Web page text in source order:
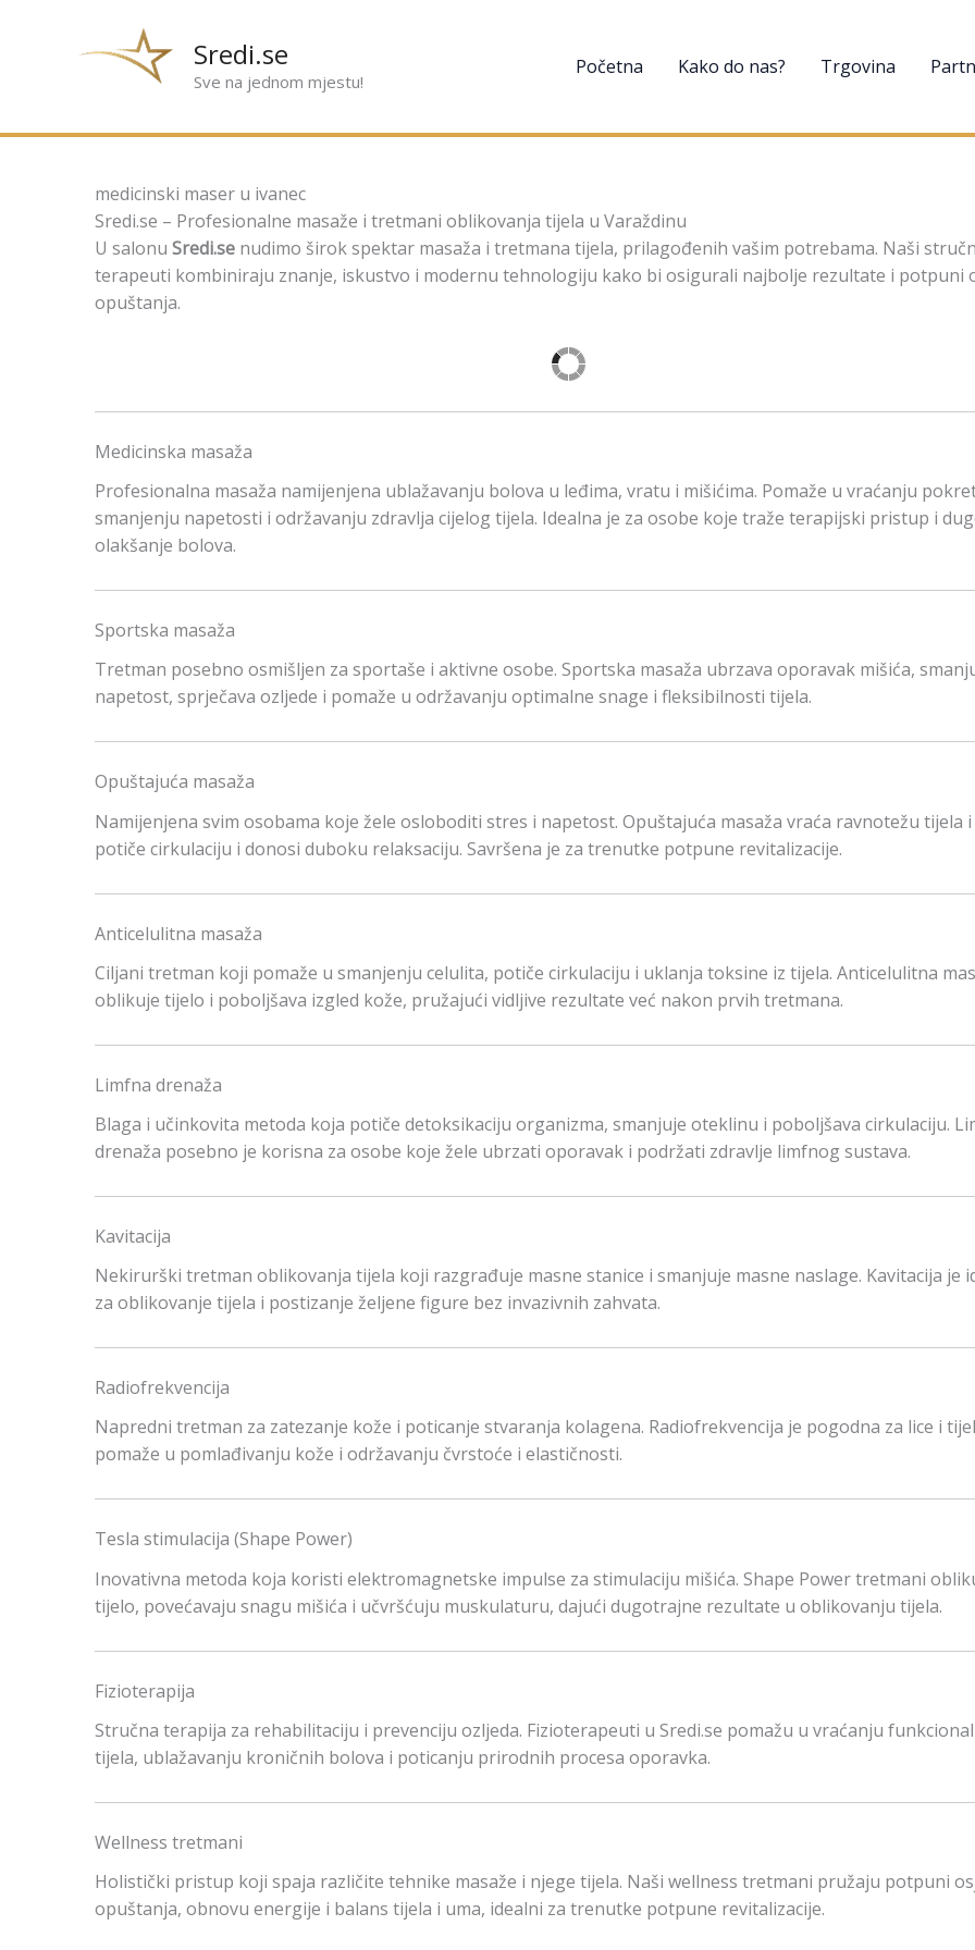
Sredi.se
Sve na jednom mjestu!
Početna Kako do nas? Trgovina
medicinski maser u ivanec
Sredi.se – Profesionalne masaže i tretmani oblikovanja tijela u Varaždinu
U salonu Sredi.se nudimo širok spektar masaža i tretmana tijela, prilagođenih vašim potrebama. Naši
terapeuti kombiniraju znanje, iskustvo i modernu tehnologiju kako bi osigurali najbolje rezultate i potpuni
opuštanja.
Medicinska masaža
Profesionalna masaža namijenjena ublažavanju bolova u leđima, vratu i mišićima. Pomaže u vraćanju
smanjenju napetosti i održavanju zdravlja cijelog tijela. Idealna je za osobe koje traže terapijski pristup i
olakšanje bolova.
Sportska masaža
Tretman posebno osmišljen za sportaše i aktivne osobe. Sportska masaža ubrzava oporavak mišića,
napetost, sprječava ozljede i pomaže u održavanju optimalne snage i fleksibilnosti tijela.
Opuštajuća masaža
Namijenjena svim osobama koje žele osloboditi stres i napetost. Opuštajuća masaža vraća ravnotežu tijela i
potiče cirkulaciju i donosi duboku relaksaciju. Savršena je za trenutke potpune revitalizacije.
Anticelulitna masaža
Ciljani tretman koji pomaže u smanjenju celulita, potiče cirkulaciju i uklanja toksine iz tijela. Anticelulitna
oblikuje tijelo i poboljšava izgled kože, pružajući vidljive rezultate već nakon prvih tretmana.
Limfna drenaža
Blaga i učinkovita metoda koja potiče detoksikaciju organizma, smanjuje oteklinu i poboljšava cirkulaciju.
drenaža posebno je korisna za osobe koje žele ubrzati oporavak i podržati zdravlje limfnog sustava.
Kavitacija
Nekirurški tretman oblikovanja tijela koji razgrađuje masne stanice i smanjuje masne naslage. Kavitacija je
za oblikovanje tijela i postizanje željene figure bez invazivnih zahvata.
Radiofrekvencija
Napredni tretman za zatezanje kože i poticanje stvaranja kolagena. Radiofrekvencija je pogodna za lice i
pomaže u pomlađivanju kože i održavanju čvrstoće i elastičnosti.
Tesla stimulacija (Shape Power)
Inovativna metoda koja koristi elektromagnetske impulse za stimulaciju mišića. Shape Power tretmani
tijelo, povećavaju snagu mišića i učvršćuju muskulaturu, dajući dugotrajne rezultate u oblikovanju tijela.
Fizioterapija
Stručna terapija za rehabilitaciju i prevenciju ozljeda. Fizioterapeuti u Sredi.se pomažu u vraćanju
tijela, ublažavanju kroničnih bolova i poticanju prirodnih procesa oporavka.
Wellness tretmani
Holistički pristup koji spaja različite tehnike masaže i njege tijela. Naši wellness tretmani pružaju potpuni
opuštanja, obnovu energije i balans tijela i uma, idealni za trenutke potpune revitalizacije.